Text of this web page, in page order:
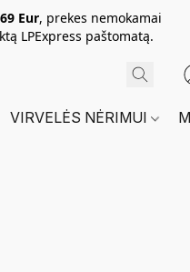
69 Eur, prekes nemokamai
LPExpress paštomatą.
VIRVELĖS NĖRIMUI